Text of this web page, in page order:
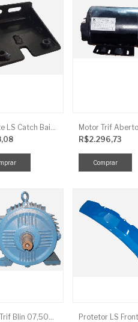
Suporte LS Catch Baixa
R$2.296,73
Motor Trif Blin 07,50CV 2P 04 V IP56